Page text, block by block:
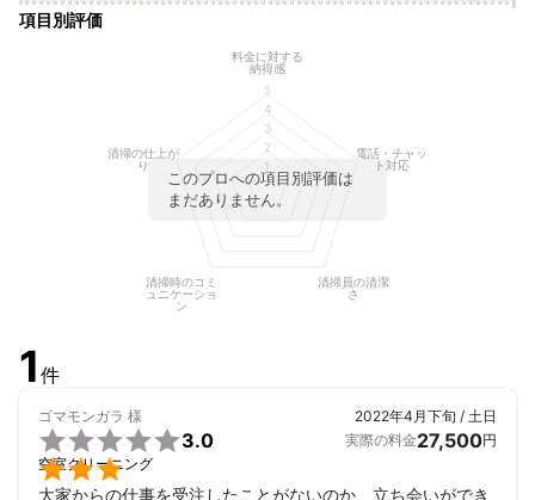
項目別評価
このプロへの項目別評価は
まだありません。
料金に対する
納得感
電話・チャッ
ト対応
清掃員の清潔
さ
清掃時のコミ
ュニケーショ
ン
清掃の仕上が
り
1
2
3
4
5
1 件
ゴマモンガラ 様


3.0
空室クリーニング
2022年4月下旬 / 土日
実際の料金27,500円
大家からの仕事を受注したことがないのか、立ち会いができ